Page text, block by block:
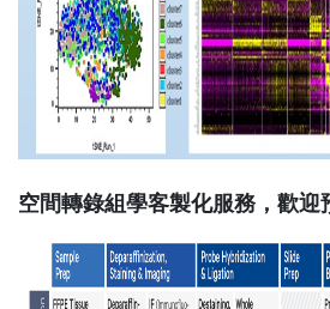
空間轉錄組學客製化服務，歡迎